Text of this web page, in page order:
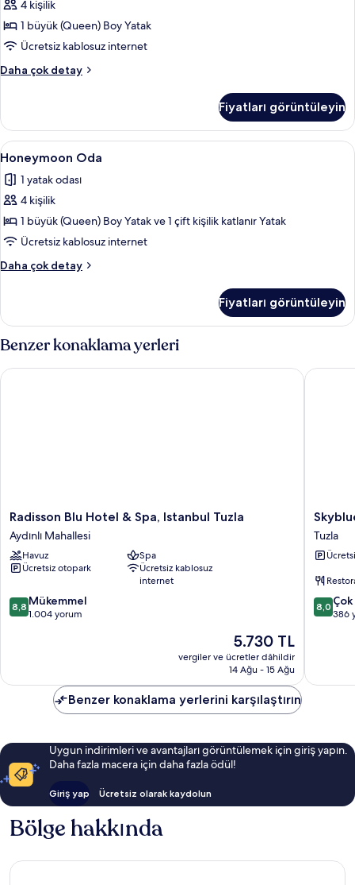
Büyük
(Queen)
Boy
Yatak
için
fotoğrafları
görün
4 kişilik
1 büyük (Queen) Boy Yatak
Ücretsiz kablosuz internet
Daha çok detay
Elite
(Queen)
Boy
Yatak
hakkında
daha
fazla
Fiyatları görüntüleyin
Honeymoon
Oda
için
tüm
fotoğrafları
görün
Honeymoon Oda | Mısır pamuklu
3
Honeymoon Oda
1 yatak odası
4 kişilik
1 büyük (Queen) Boy Yatak ve 1 çift kişilik katlanır Yatak
Ücretsiz kablosuz internet
Daha çok detay
Honeymoon
fazla
detay
Fiyatları görüntüleyin
Benzer konaklama yerleri
Radisson
Blu
Hotel
&
Spa,
Tuzla
Aydınlı
Radisson Blu Hotel & Spa, Istanbul Tuzla
Aydınlı Mahallesi
Havuz
Spa
Ücretsiz otopark
Ücretsiz kablosuz
internet
10
üzerinden
8,8 Mükemmel
1.004 yorum
Güncel
fiyat:
5.730 TL
5.730 TL
vergiler ve ücretler dâhildir
14 Ağu - 15 Ağu
Radisson Blu Hotel & Spa, Istanbul Tuzla
Skyblue
İstanbul
Hotel
Tuzla
Tuzla
10
yorum
8,0
386
Skyblue
Benzer konaklama yerlerini karşılaştırın
Uygun indirimleri ve avantajları görüntülemek için giriş yapın.
Daha fazla macera için daha fazla ödül!
Giriş yap Ücretsiz olarak kaydolun
Bölge hakkında